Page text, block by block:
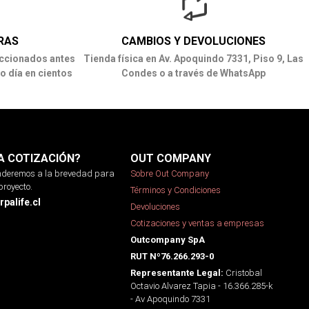
antes
día en cientos
CAMBIOS Y DEVOLUCIONES
Tienda física en Av. Apoquindo 7331, Piso 9, Las
Condes o a través de WhatsApp
COTIZACIÓN?
a la brevedad para
OUT COMPANY
Sobre Out Company
Términos y Condiciones
Devoluciones
Cotizaciones y ventas a empresas
Outcompany SpA
RUT Nº76.266.293-0
Representante Legal: Cristobal
Octavio Alvarez Tapia - 16.366.285-k
- Av Apoquindo 7331